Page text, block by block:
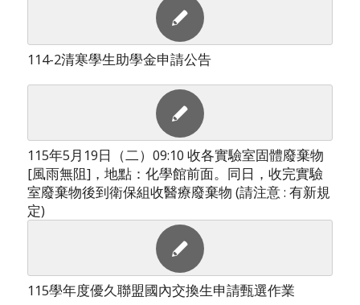
114-2清寒學生助學金申請公告
115年5月19日（二）09:10 收各實驗室固體廢棄物
[風雨無阻]，地點：化學館前面。同日，收完實驗
室廢棄物後到衛保組收醫療廢棄物 (請注意 : 有新規
定)
115學年度優久聯盟國內交換生申請甄選作業